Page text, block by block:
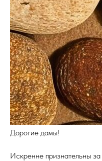
Дорогие дамы!
Искренне признательны